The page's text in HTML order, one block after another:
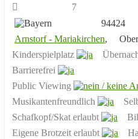
7
94424
Arnstorf - Mariakirchen,
Kinderspielplatz
Barrierefrei
Public Viewing
Musikantenfreundlich
Schafkopf/Skat erlaubt
Eigene Brotzeit erlaubt